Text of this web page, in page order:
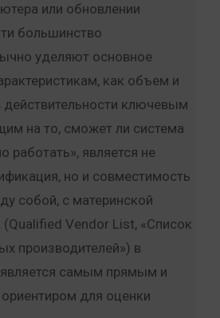
или обновлении
большинство
уделяют основное
как объем и
действительности ключевым
на то, сможет ли система
работать», является не
но и совместимость
собой, с материнской
(Qualified Vendor List, «Список
производителей») в
самым прямым и
для оценки